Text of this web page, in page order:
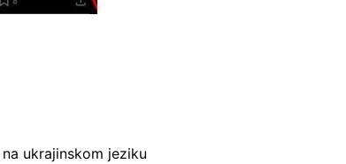
ukrajinskom jeziku